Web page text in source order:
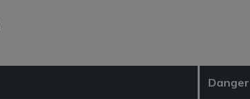
Danger